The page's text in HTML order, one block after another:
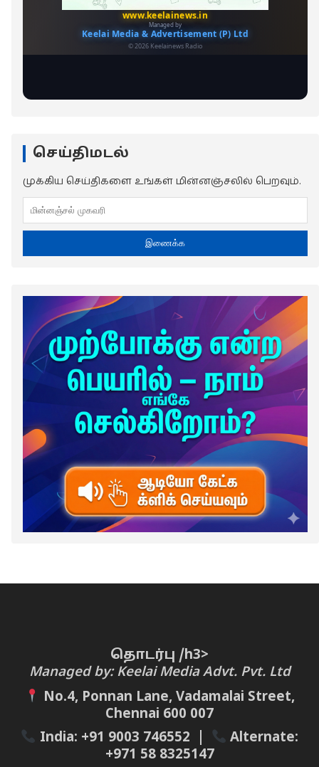
செய்திமடல்
முக்கிய செய்திகளை உங்கள் மின்னஞ்சலில் பெறவும்.
இணைக்க
தொடர்பு /h3>
Managed by: Keelai Media Advt. Pvt. Ltd
No.4, Ponnan Lane, Vadamalai Street,
Chennai 600 007
India: +91 9003 746552
Alternate:
+971 58 8325147